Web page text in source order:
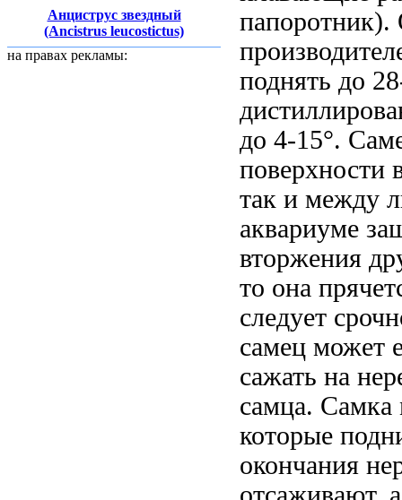
Анциструс звездный
(Ancistrus leucostictus)
на правах рекламы:
папоротник).
поднять до
до 4-15°.
поверхности
так и между
аквариуме
вторжения
то она
следует
самец может
сажать на
самца. Самка
которые
окончания